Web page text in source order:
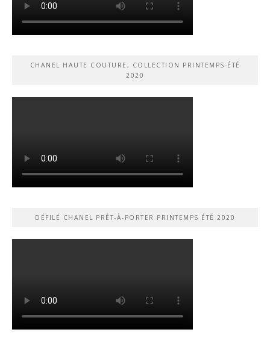
CHANEL HAUTE COUTURE, COLLECTION PRINTEMPS-ÉTÉ
2020
DÉFILÉ CHANEL PRÊT-À-PORTER PRINTEMPS ÉTÉ 2020